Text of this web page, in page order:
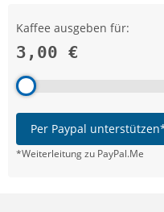
Kaffee ausgeben für:
3,00 €
Per Paypal
*Weiterleitung zu PayPal.Me